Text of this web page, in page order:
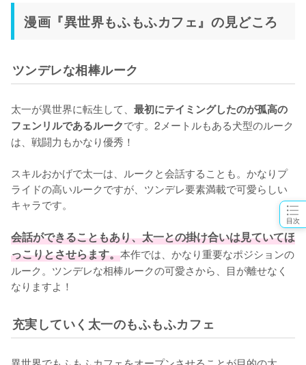
目次
漫画『異世界もふもふカフェ』の見どころ
ツンデレな相棒ルーク
太一が異世界に転生して、 最初にテイミングしたのが孤高の
フェンリルであるルークです。2メートルもある犬型のルーク
は、戦闘力もかなり優秀！
スキルおかげで太一は、ルークと会話することも。かなりプ
ライドの高いルークですが、ツンデレ要素満載で可愛らしい
キャラです。
会話ができることもあり、太一との掛け合いは見ていてほ
っこりとさせらます。本作では、かなり重要なポジションの
ルーク。ツンデレな相棒ルークの可愛さから、目が離せなく
なりますよ！
充実していく太一のもふもふカフェ